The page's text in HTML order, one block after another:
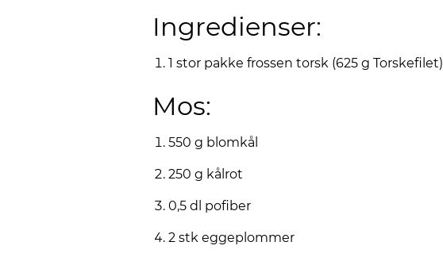
Ingredienser:
1 stor pakke frossen torsk (625 g Torskefilet)
Mos:
550 g blomkål
250 g kålrot
0,5 dl pofiber
2 stk eggeplommer